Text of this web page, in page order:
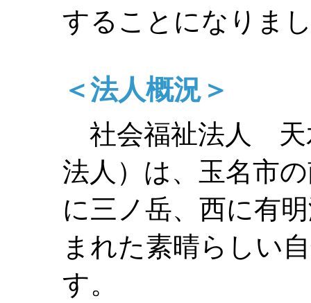
することになりま
＜法人概況＞
社会福祉法人 天
法人）は、玉名市
に三ノ岳、西に有
まれた素晴らしい
す。